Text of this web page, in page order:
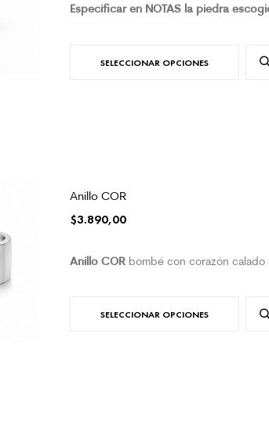
Especificar en NOTAS la piedra
SELECCIONAR OPCIONES
Anillo COR
$3.890,00
Anillo COR bombé con corazón calado
SELECCIONAR OPCIONES